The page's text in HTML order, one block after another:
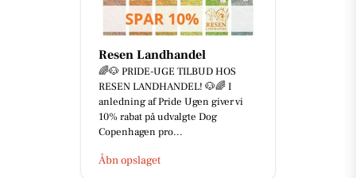
Resen Landhandel
🌈🐶 PRIDE-UGE TILBUD HOS
RESEN LANDHANDEL! 🐶🌈 I
anledning af Pride Ugen giver vi
10% rabat på udvalgte Dog
Copenhagen pro...
Åbn opslaget